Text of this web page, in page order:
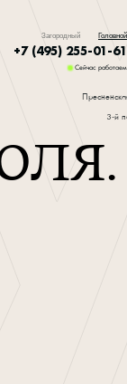
3-й
Загородный Головной
+7 (495) 255-01-61
Сейчас работаем